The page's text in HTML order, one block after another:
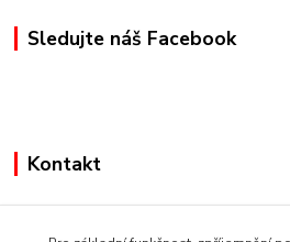
Sledujte náš Facebook
Kontakt
+420775973462